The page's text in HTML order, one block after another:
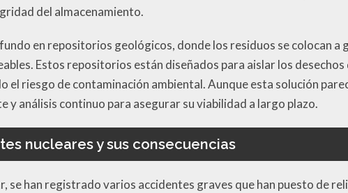
del almacenamiento.
en repositorios geológicos, donde los residuos se colocan a
Estos repositorios están diseñados para aislar los desechos
el riesgo de contaminación ambiental. Aunque esta solución
análisis continuo para asegurar su viabilidad a largo plazo.
nucleares y sus consecuencias
se han registrado varios accidentes graves que han puesto de